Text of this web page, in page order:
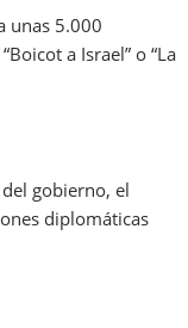
unas 5.000
a Israel” o “La
gobierno, el
diplomáticas